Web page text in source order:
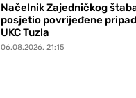
Načelnik Zajedničkog
posjetio povrijeđene
UKC Tuzla
06.08.2026. 21:15